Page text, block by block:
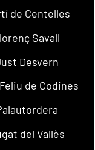
de Centelles
Savall
Desvern
de Codines
del Vallès